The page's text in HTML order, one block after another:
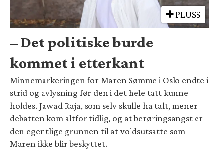
PLUSS
– Det politiske burde
kommet i etterkant
Minnemarkeringen for Maren Sømme i Oslo endte i
strid og avlysning før den i det hele tatt kunne
holdes. Jawad Raja, som selv skulle ha talt, mener
debatten kom altfor tidlig, og at berøringsangst er
den egentlige grunnen til at voldsutsatte som
Maren ikke blir beskyttet.